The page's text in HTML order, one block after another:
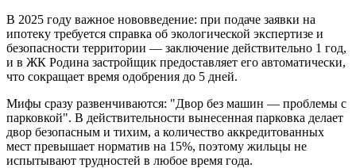
В 2025 году важное нововведение: при подаче заявки на
ипотеку требуется справка об экологической экспертизе и
безопасности территории — заключение действительно 1 год,
и в ЖК Родина застройщик предоставляет его автоматически,
что сокращает время одобрения до 5 дней.
Мифы сразу развенчиваются: "Двор без машин — проблемы с
парковкой". В действительности вынесенная парковка делает
двор безопасным и тихим, а количество аккредитованных
мест превышает норматив на 15%, поэтому жильцы не
испытывают трудностей в любое время года.